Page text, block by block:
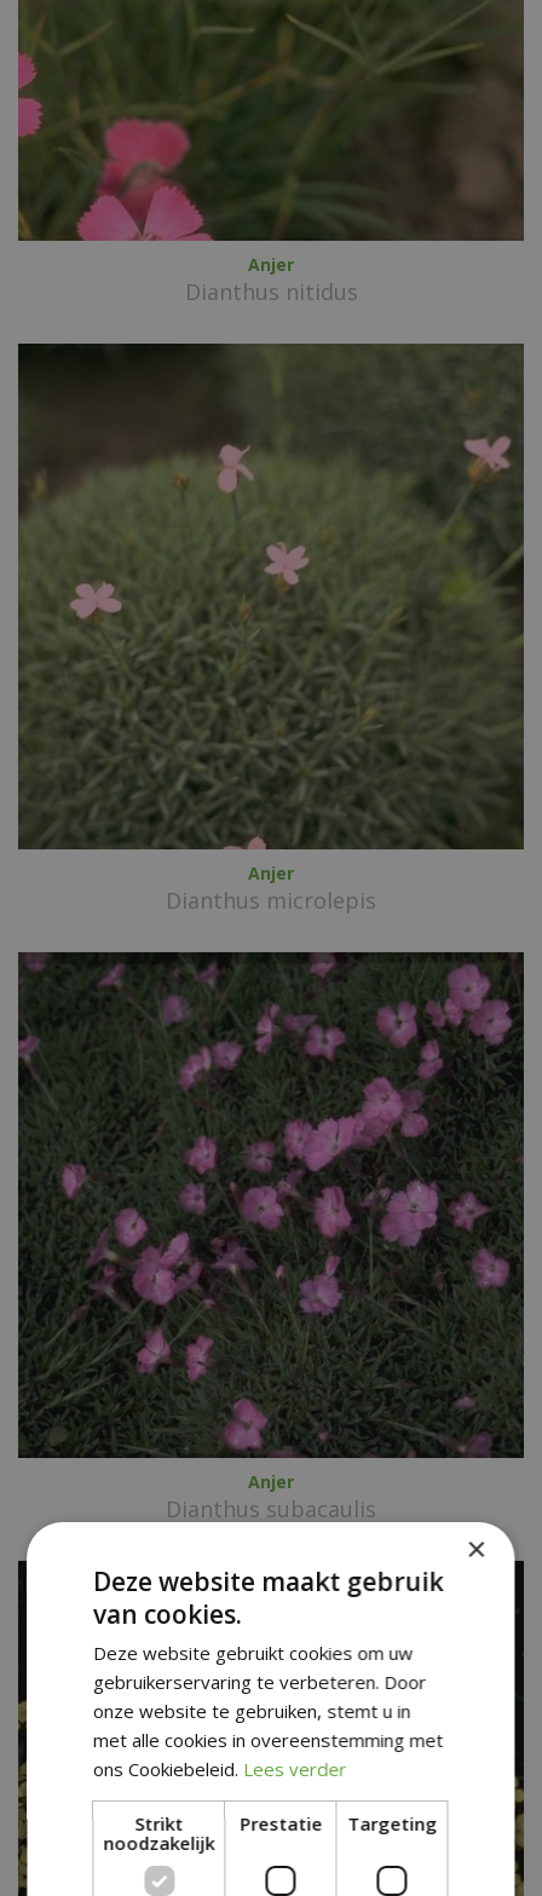
Anjer
Dianthus nitidus
Anjer
Dianthus microlepis
Anjer
Dianthus subacaulis
×
Deze website maakt gebruik
van cookies.
Deze website gebruikt cookies om uw
gebruikerservaring te verbeteren. Door
onze website te gebruiken, stemt u in
met alle cookies in overeenstemming met
ons Cookiebeleid. Lees verder
Strikt
noodzakelijk
Prestatie Targeting